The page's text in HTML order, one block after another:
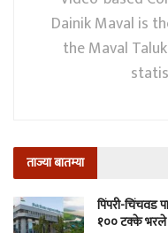
Dainik Maval is
the Maval
ताज्या बातम्या
पिंपरी-चिंचवड
१०० टक्के भरले